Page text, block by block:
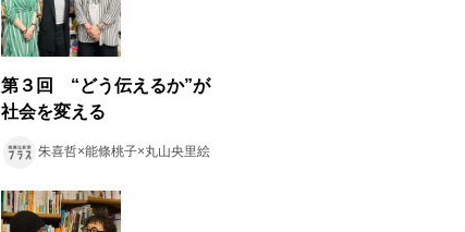
第３回 “どう伝えるか”が
社会を変える
朱喜哲×能條桃子×丸山央里絵